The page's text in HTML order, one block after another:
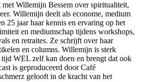
met Willemijn Bessem over spiritualiteit,
Willemijn deelt als econome, medium
25 jaar haar kennis en ervaring op het
en mediumschap tijdens workshops,
en retraites. Ze schrijft over haar
en columns. Willemijn is sterk
WEL zelf kan doen en brengt dat ook
is geproduceerd door Café
gelooft in de kracht van het